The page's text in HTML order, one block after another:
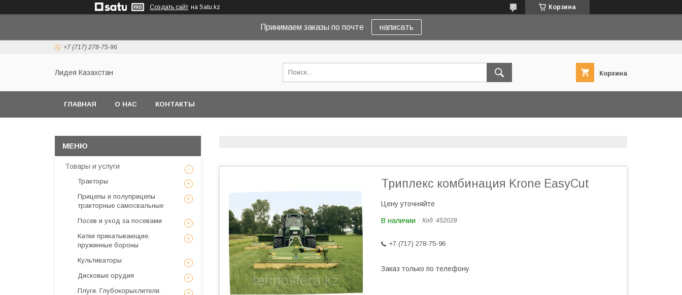
Создать сайт на Satu.kz Корзина
Принимаем заказы по почте написать
+7 (717) 278-75-96
Лидея Казахстан Корзина
ГЛАВНАЯ О НАС КОНТАКТЫ
Триплекс комбинация Krone EasyCut
Цену уточняйте
В наличии Код: 452028
+7 (717) 278-75-96
Заказ только по телефону
Товары и услуги
Тракторы
Прицепы и полуприцепы
тракторные самосвальные
Посев и уход за посевами
Катки прикатывающие,
пружинные бороны
Культиваторы
Дисковые орудия
Плуги. Глубокорыхлители.